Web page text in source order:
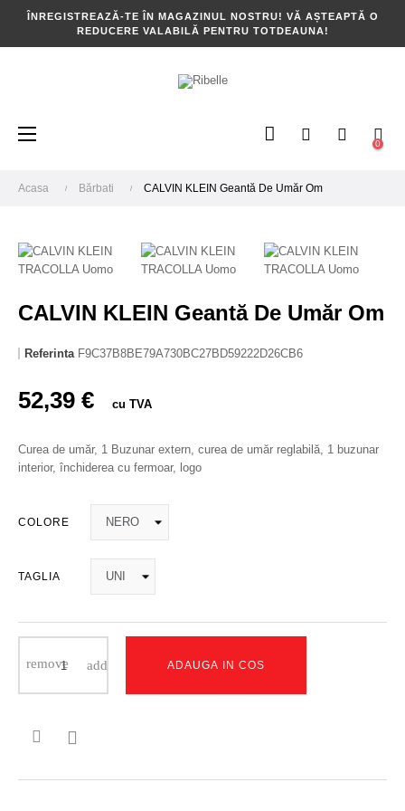
ÎNREGISTREAZĂ-TE ÎN MAGAZINUL NOSTRU! VĂ AȘTEAPTĂ O
REDUCERE VALABILĂ PENTRU TOTDEAUNA!
Toggle
☰ 0
Acasa Bărbati CALVIN KLEIN Geantă De Umăr Om
CALVIN KLEIN Geantă De Umăr Om
Referinta F9C37B8BE79A730BC27BD59222D26CB6
52,39 € cu TVA
Curea de umăr, 1 Buzunar extern, curea de umăr reglabilă, 1 buzunar
interior, închiderea cu fermoar, logo
COLORE
TAGLIA
ADAUGA IN COS
